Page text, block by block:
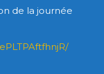
de la journée